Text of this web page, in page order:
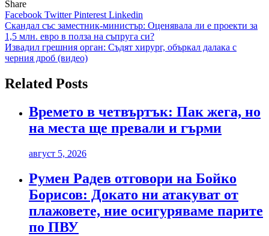
Share
Facebook TwitterPinterest Linkedin
Навигация
Скандал със заместник-министър: Оценявала ли е проекти за
1,5 млн. евро в полза на съпруга си?
Извадил грешния орган: Съдят хирург, объркал далака с
черния дроб (видео)
Related Posts
Времето в четвъртък: Пак жега, но
на места ще превали и гърми
август 5, 2026
Румен Радев отговори на Бойко
Борисов: Докато ни атакуват от
плажовете, ние осигуряваме парите
по ПВУ